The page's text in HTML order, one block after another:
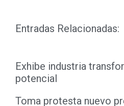
Entradas Relacionadas:
Exhibe industria
potencial
Toma protesta nuevo